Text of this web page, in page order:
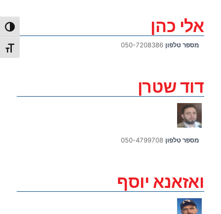
מתג
אלי כהן
מספר טלפון 050-7208386
דוד שטרן
מספר טלפון 050-4799708
ואזאנא יוסף